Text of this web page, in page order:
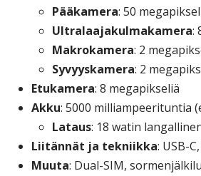
Pääkamera: 50
Ultralaajakulmakamera:
Makrokamera: 2
Syvyyskamera: 2
Etukamera: 8 megapikseliä
Akku: 5000 milliampeerituntia
Lataus: 18 watin
Liitännät ja tekniikka: USB-
Muuta: Dual-SIM,